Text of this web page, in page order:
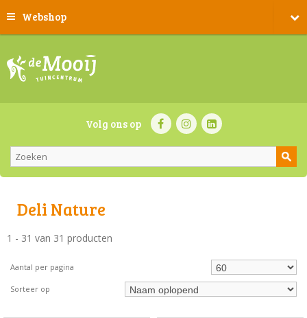
Webshop
Volg ons op
Deli Nature
1 - 31 van 31 producten
Aantal per pagina
Sorteer op